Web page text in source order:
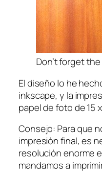
Don’t forget
El diseño lo he
inkscape, y la
papel de foto de 15
Consejo: Para que
impresión final, es
resolución enorme
mandamos a